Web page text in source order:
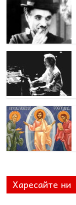
Харесайте ни